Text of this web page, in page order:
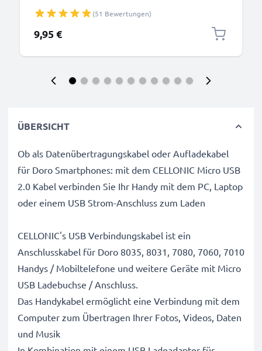
(51 Bewertungen)
9,95 €
ÜBERSICHT
Ob als Datenübertragungskabel oder Aufladekabel
für Doro Smartphones: mit dem CELLONIC Micro USB
2.0 Kabel verbinden Sie Ihr Handy mit dem PC, Laptop
oder einem USB Strom-Anschluss zum Laden
CELLONIC's USB Verbindungskabel ist ein
Anschlusskabel für Doro 8035, 8031, 7080, 7060, 7010
Handys / Mobiltelefone und weitere Geräte mit Micro
USB Ladebuchse / Anschluss.
Das Handykabel ermöglicht eine Verbindung mit dem
Computer zum Übertragen Ihrer Fotos, Videos, Daten
und Musik